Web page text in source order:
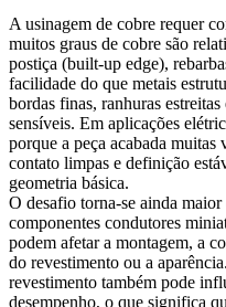
A usinagem de cobre requer
muitos graus de cobre são
postiça (built-up edge),
facilidade do que metais
bordas finas, ranhuras estreitas
sensíveis. Em aplicações
porque a peça acabada muitas
contato limpas e definição
geometria básica.
O desafio torna-se ainda
componentes condutores
podem afetar a montagem, a
do revestimento ou a
revestimento também pode
desempenho, o que significa